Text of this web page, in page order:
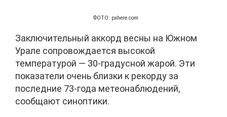
ФОТО: pxhere.com
Заключительный аккорд весны на Южном
Урале сопровождается высокой
температурой — 30-градусной жарой. Эти
показатели очень близки к рекорду за
последние 73-года метеонаблюдений,
сообщают синоптики.